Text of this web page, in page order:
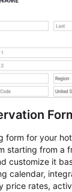
form for your
starting from a
customize it
calendar,
price rates,